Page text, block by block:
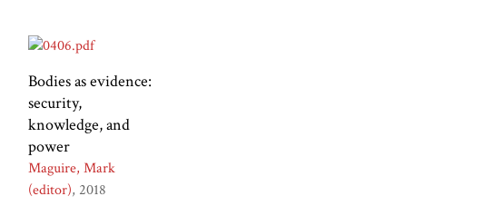
Bodies as evidence:
security,
knowledge, and
power
Maguire, Mark
(editor) 2018